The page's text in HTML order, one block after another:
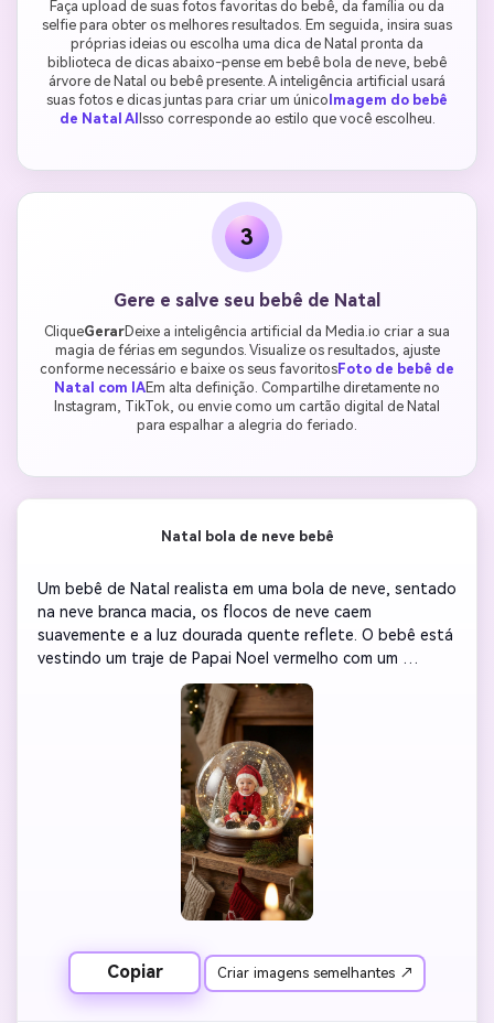
Faça upload de suas fotos favoritas do bebê, da família ou da
selfie para obter os melhores resultados. Em seguida, insira suas
próprias ideias ou escolha uma dica de Natal pronta da
biblioteca de dicas abaixo-pense em bebê bola de neve, bebê
árvore de Natal ou bebê presente. A inteligência artificial usará
suas fotos e dicas juntas para criar um único Imagem do bebê
de Natal AI Isso corresponde ao estilo que você escolheu.
3
Gere e salve seu bebê de Natal
CliqueGerarDeixe a inteligência artificial da Media.io criar a sua
magia de férias em segundos. Visualize os resultados, ajuste
conforme necessário e baixe os seus favoritosFoto de bebê de
Natal com IAEm alta definição. Compartilhe diretamente no
Instagram, TikTok, ou envie como um cartão digital de Natal
para espalhar a alegria do feriado.
Natal bola de neve bebê
Um bebê de Natal realista em uma bola de neve, sentado
na neve branca macia, os flocos de neve caem
suavemente e a luz dourada quente reflete. O bebê está
vestindo um traje de Papai Noel vermelho com um
pequeno chapéu, cercado por decorações de Natal e
luzes piscando, estética de inverno confortável, estilo
HDR cinematográfico, super detalhado, perfeito para
fazer cartões de férias.
Copiar Criar imagens semelhantes ↗